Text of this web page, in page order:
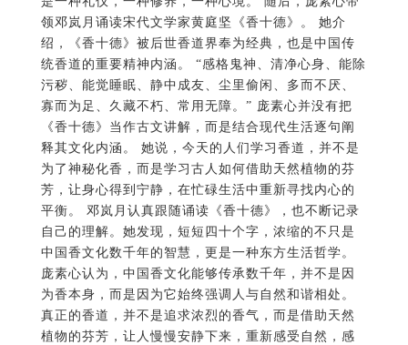
领邓岚月诵读宋代文学家黄庭坚《香十德》。 她介
绍，《香十德》被后世香道界奉为经典，也是中国传
统香道的重要精神内涵。 “感格鬼神、清净心身、能除
污秽、能觉睡眠、静中成友、尘里偷闲、多而不厌、
寡而为足、久藏不朽、常用无障。” 庞素心并没有把
《香十德》当作古文讲解，而是结合现代生活逐句阐
释其文化内涵。 她说，今天的人们学习香道，并不是
为了神秘化香，而是学习古人如何借助天然植物的芬
芳，让身心得到宁静，在忙碌生活中重新寻找内心的
平衡。 邓岚月认真跟随诵读《香十德》，也不断记录
自己的理解。她发现，短短四十个字，浓缩的不只是
中国香文化数千年的智慧，更是一种东方生活哲学。
庞素心认为，中国香文化能够传承数千年，并不是因
为香本身，而是因为它始终强调人与自然和谐相处。
真正的香道，并不是追求浓烈的香气，而是借助天然
植物的芬芳，让人慢慢安静下来，重新感受自然，感